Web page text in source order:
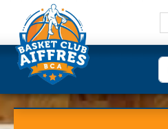
Panneau de gestion des cookies